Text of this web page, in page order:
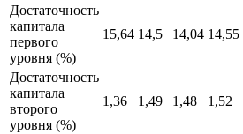
Достаточность
капитала
первого
уровня (%)
15,64 14,5 14,04 14,55
Достаточность
капитала
второго
уровня (%)
1,36 1,49 1,48 1,52